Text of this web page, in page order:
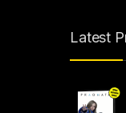
Latest